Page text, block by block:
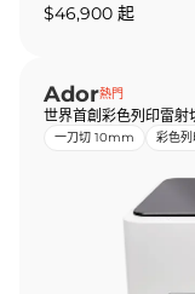
$46,900 起
Ador熱門
世界首創彩色列印雷射
一刀切 10mm 彩色列